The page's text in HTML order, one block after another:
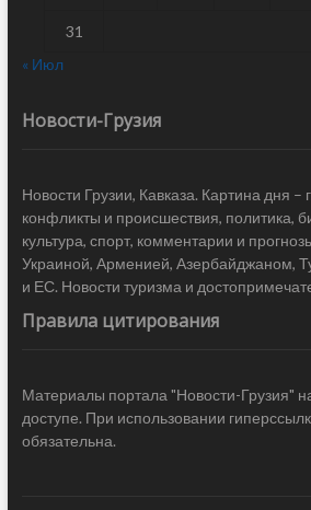
31
« Июл
Новости-Грузия
Новости Грузии, Кавказа. Картина дня –
конфликты и происшествия, политика,
культура, спорт, комментарии и
Украиной, Арменией, Азербайджаном,
и ЕС. Новости туризма и
Правила цитирования
Материалы портала "Новости-Грузия"
доступе. При использовании
обязательна.